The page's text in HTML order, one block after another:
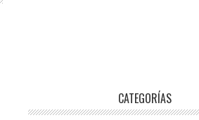
CATEGORÍAS